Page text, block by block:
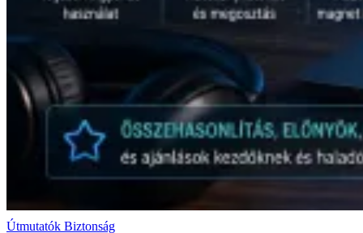
Útmutatók Biztonság